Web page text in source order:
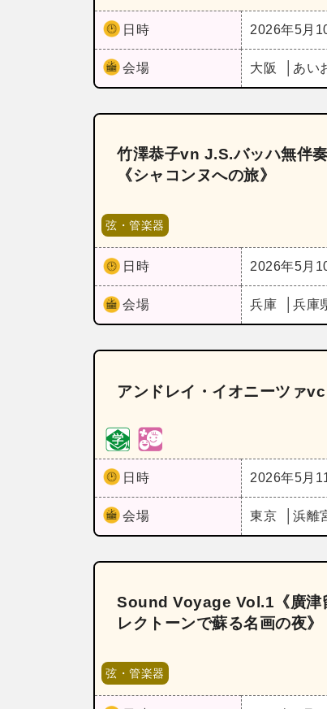
日時 2026年5月
会場 大阪 あい
竹澤恭子vn J.S.バッハ無伴
《シャコンヌへの旅》
弦・管楽器
日時 2026年5月
会場 兵庫 兵庫
アンドレイ・イオニーツァ
日時 2026年5月
会場 東京 浜離
Sound Voyage Vol.1《廣津
レクトーンで蘇る名画の夜》
弦・管楽器